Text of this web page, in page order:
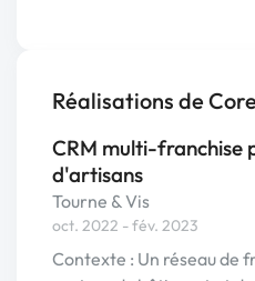
Réalisations de
CRM multi-franchise
d'artisans
Tourne & Vis
oct. 2022 - fév. 2023
Contexte : Un réseau de